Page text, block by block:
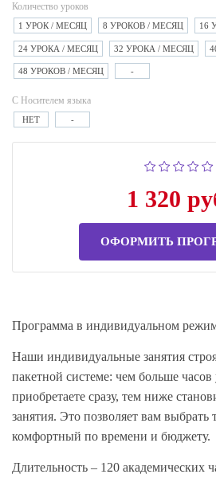
Количество уроков
1 УРОК / МЕСЯЦ 8 УРОКОВ / МЕСЯЦ 16
24 УРОКА / МЕСЯЦ 32 УРОКА / МЕСЯЦ
48 УРОКОВ / МЕСЯЦ -
С Носителем языка
НЕТ -
1 320
ОФОРМИТЬ
Программа в индивидуальном
Наши индивидуальные занятия
пакетной системе: чем больше
приобретаете сразу, тем ниже
занятия. Это позволяет вам выбрать
комфортный по времени и бюджету.
Длительность – 120 академических